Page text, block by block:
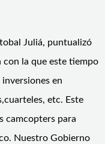
Juliá, puntualizó
con la que este tiempo
en
etc. Este
camcopters para
Nuestro Gobierno